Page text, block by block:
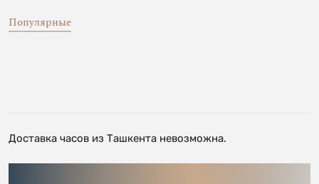
Популярные
Доставка часов из Ташкента невозможна.